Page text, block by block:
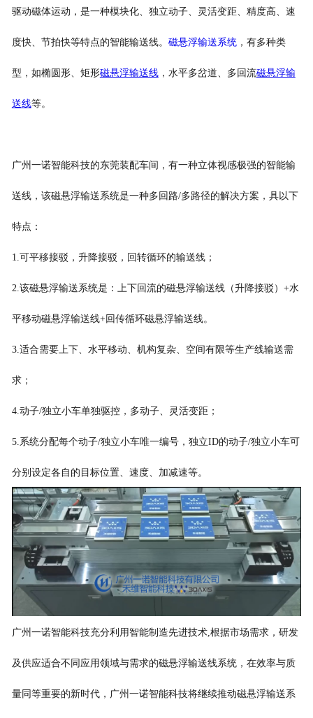
驱动磁体运动，是一种模块化、独立动子、灵活变距、精度高、速
度快、节拍快等特点的智能输送线。 磁悬浮输送系统，有多种类
型，如椭圆形、矩形磁悬浮输送线，水平多岔道、多回流磁悬浮输
送线等。
广州一诺智能科技的东莞装配车间，有一种立体视感极强的智能输
送线，该磁悬浮输送系统是一种多回路/多路径的解决方案，具以下
特点：
1.可平移接驳，升降接驳，回转循环的输送线；
2.该磁悬浮输送系统是：上下回流的磁悬浮输送线（升降接驳）+水
平移动磁悬浮输送线+回传循环磁悬浮输送线。
3.适合需要上下、水平移动、机构复杂、空间有限等生产线输送需
求；
4.动子/独立小车单独驱控，多动子、灵活变距；
5.系统分配每个动子/独立小车唯一编号，独立ID的动子/独立小车可
分别设定各自的目标位置、速度、加减速等。
广州一诺智能科技充分利用智能制造先进技术,根据市场需求，研发
及供应适合不同应用领域与需求的磁悬浮输送线系统，在效率与质
量同等重要的新时代，广州一诺智能科技将继续推动磁悬浮输送系